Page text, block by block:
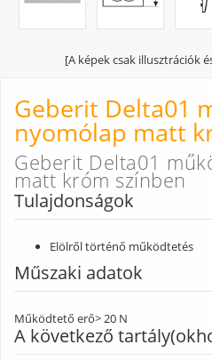
[A képek csak illusztrációk
Geberit Delta01
nyomólap matt
Geberit Delta01
matt króm színben
Tulajdonságok
Elölről történő működtetés
Műszaki adatok
Működtető erő> 20 N
A következő